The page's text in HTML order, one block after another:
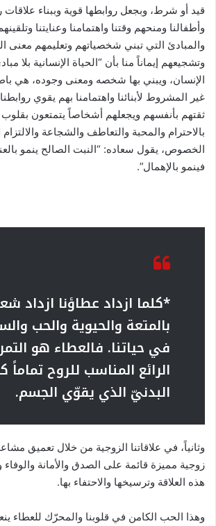
قيد أو شرط، وبجعل روابطها قوية وببناء علاقات
وأطفالنا ومنحهم وقتنا واهتمامنا وعنايتنا
والمبادئ التي تبني شخصياتهم وتعليمهم معنى
وتشجيعهم إيماناً منا بأن “الحياة الإنسانية بلا
الإنسان، ‏ويبني بها شخصه ومعنى وجوده، هي
غير المشروط لأبنائنا واهتمامنا بهم يقوي
ثقتهم بأنفسهم ويجعلهم أشخاصاً يتمتعون
بالاحترام والمحبة والتعاطف والشجاعة
الخصوص، يقول سعاده: “النبت الصالح ينمو
فينمو بالإهمال”.
*كلما ازداد عطاؤنا ازداد
بالمتعة والحيوية والحب
في حياتنا. فالعطاء هو
الرائع المناسب للروح تماماً
البدنيّ الذي يقوّي الجسم.
وثانياً، في علاقاتنا الزوجية من خلال تعميق
زوجية مميزة قائمة على الصدق والأمانة والوفاء
هذه العلاقة وترسيخها والاحتفاء بها.
وهذا الحب الكامن في قلوبنا والمحرّك للعطاء